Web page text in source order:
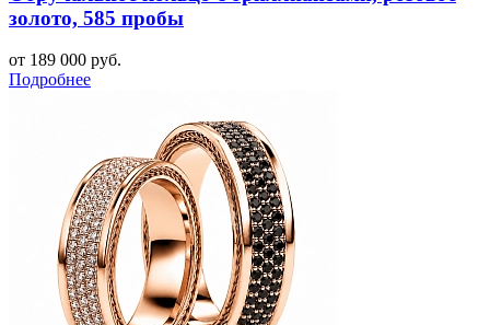
золото, 585 пробы
от 189 000 руб.
Подробнее